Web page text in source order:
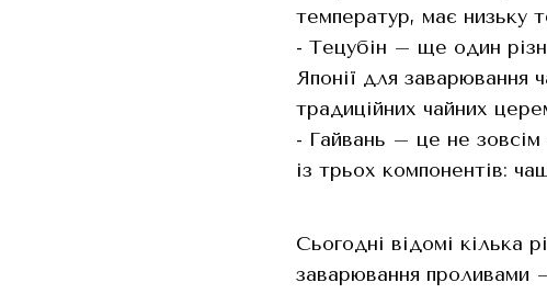
температур, має низьку
- Тецубін – ще один
Японії для заварювання
традиційних чайних
- Гайвань – це не зовсім
із трьох компонентів:
Сьогодні відомі кілька
заварювання проливами